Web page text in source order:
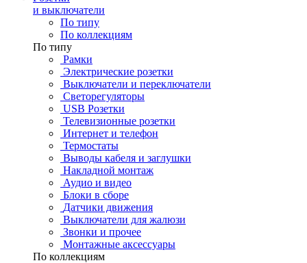
и выключатели
По типу
По коллекциям
По типу
Рамки
Электрические розетки
Выключатели и переключатели
Светорегуляторы
USB Розетки
Телевизионные розетки
Интернет и телефон
Термостаты
Выводы кабеля и заглушки
Накладной монтаж
Аудио и видео
Блоки в сборе
Датчики движения
Выключатели для жалюзи
Звонки и прочее
Монтажные аксессуары
По коллекциям